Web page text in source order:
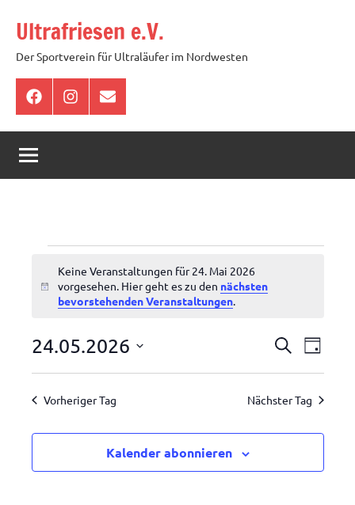
Inhalt
springen
Ultrafriesen e.V.
Der Sportverein für Ultraläufer im Nordwesten
FacebookInstagram
E-
Mail
Veranstaltungen
für
Mai
Hinweis
Keine Veranstaltungen für 24. Mai 2026
vorgesehen. Hier geht es zu den nächsten
bevorstehenden Veranstaltungen.
Suche
und
SucheTag
24.05.2026
Datum
wählen.
Vorheriger Tag Nächster Tag
Kalender abonnieren